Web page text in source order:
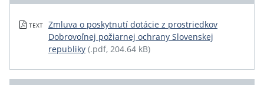
TEXT
Zmluva o poskytnutí dotácie z prostriedkov
Dobrovoľnej požiarnej ochrany Slovenskej
republiky (.pdf, 204.64 kB)